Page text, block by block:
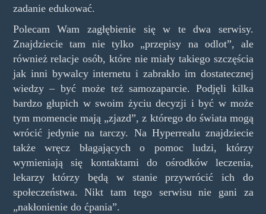
zadanie edukować.
Polecam Wam zagłębienie się w te dwa serwisy.
Znajdziecie tam nie tylko „przepisy na odlot”, ale
również relacje osób, które nie miały takiego szczęścia
jak inni bywalcy internetu i zabrakło im dostatecznej
wiedzy – być może też samozaparcie. Podjęli kilka
bardzo głupich w swoim życiu decyzji i być w może
tym momencie mają „zjazd”, z którego do świata mogą
wrócić jedynie na tarczy. Na Hyperrealu znajdziecie
także wręcz błagających o pomoc ludzi, którzy
wymieniają się kontaktami do ośrodków leczenia,
lekarzy którzy będą w stanie przywrócić ich do
społeczeństwa. Nikt tam tego serwisu nie gani za
„nakłonienie do ćpania”.